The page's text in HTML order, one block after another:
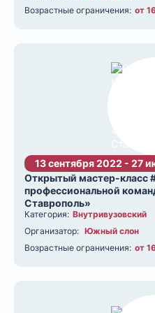
Возрастные ограничения: от
13 сентября 2022 - 27
Открытый мастер-класс
профессиональной
Ставрополь»
Категория: Внутривузовский
Организатор: Южный слон
Возрастные ограничения: от